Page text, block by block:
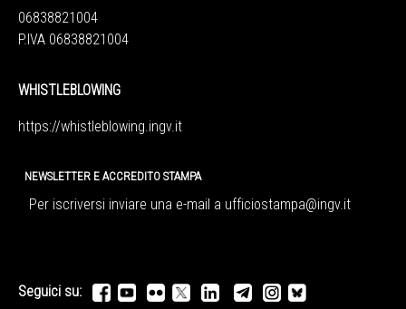
06838821004
P.IVA 06838821004
WHISTLEBLOWING
https://whistleblowing.ingv.it
NEWSLETTER E ACCREDITO STAMPA
Per iscriversi inviare una e-mail a ufficiostampa@ingv.it
Seguici su: